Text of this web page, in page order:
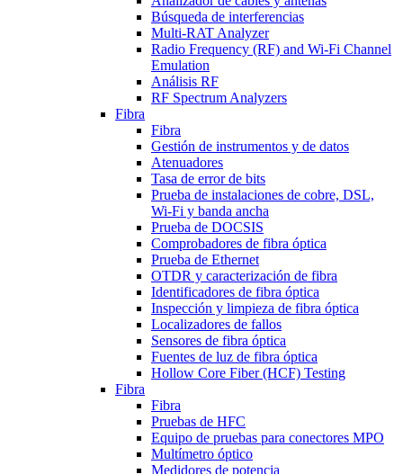
Búsqueda de interferencias
Multi-RAT Analyzer
Radio Frequency (RF) and Wi-Fi Channel
Emulation
Análisis RF
RF Spectrum Analyzers
Fibra
Fibra
Gestión de instrumentos y de datos
Atenuadores
Tasa de error de bits
Prueba de instalaciones de cobre, DSL,
Wi-Fi y banda ancha
Prueba de DOCSIS
Comprobadores de fibra óptica
Prueba de Ethernet
OTDR y caracterización de fibra
Identificadores de fibra óptica
Inspección y limpieza de fibra óptica
Localizadores de fallos
Sensores de fibra óptica
Fuentes de luz de fibra óptica
Hollow Core Fiber (HCF) Testing
Fibra
Fibra
Pruebas de HFC
Equipo de pruebas para conectores MPO
Multímetro óptico
Medidores de potencia